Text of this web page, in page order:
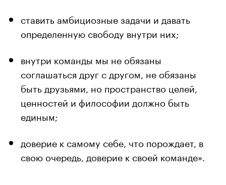
ставить амбициозные задачи и давать
определенную свободу внутри них;
внутри команды мы не обязаны
соглашаться друг с другом, не обязаны
быть друзьями, но пространство целей,
ценностей и философии должно быть
единым;
доверие к самому себе, что порождает, в
свою очередь, доверие к своей команде».